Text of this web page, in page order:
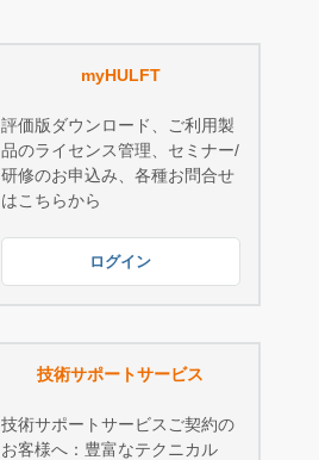
myHULFT
評価版ダウンロード、ご利用製
品のライセンス管理、セミナー/
研修のお申込み、各種お問合せ
はこちらから
ログイン
技術サポートサービス
技術サポートサービスご契約の
お客様へ：豊富なテクニカル